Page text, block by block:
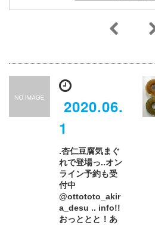
2020.06.
1
.杏仁豆腐気まぐ
れで登場っ️..オン
ライン予約も受
付中
@ottototo_akir
a_desu .. info!!
おっととと！あ